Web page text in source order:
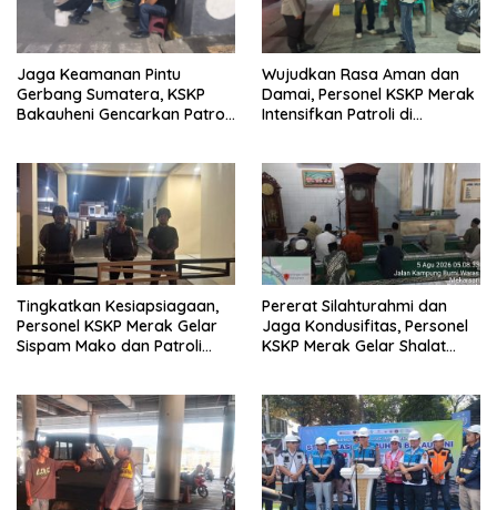
Jaga Keamanan Pintu
Gerbang Sumatera, KSKP
Bakauheni Gencarkan Patroli
Wujudkan Rasa Aman dan
Damai, Personel KSKP Merak
Intensifkan Patroli di
Tingkatkan Kesiapsiagaan,
Personel KSKP Merak Gelar
Sispam Mako dan Patroli
Pererat Silahturahmi dan
Jaga Kondusifitas, Personel
KSKP Merak Gelar Shalat